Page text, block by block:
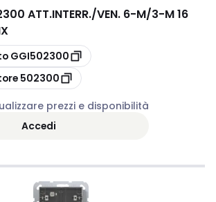
ATT.INTERR./VEN. 6-M/3-M 16
GGI502300
502300
prezzi e disponibilità
Accedi